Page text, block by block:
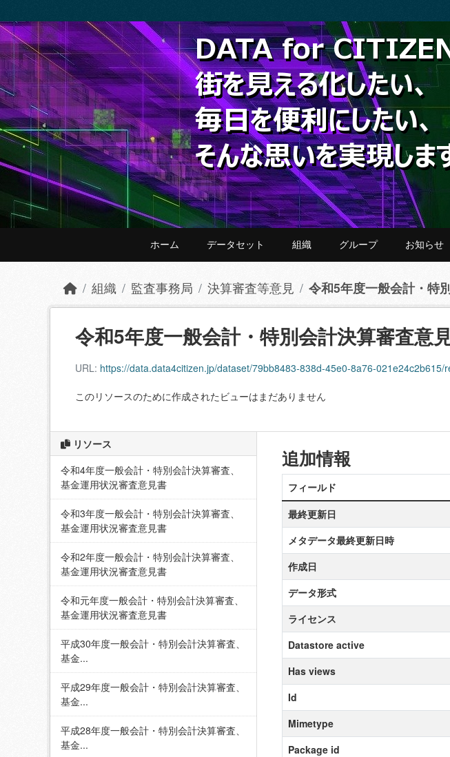
ホーム データセット 組織 グループ お知らせ
組織 監査事務局 決算審査等意見 令和5年度一般会計・特
令和5年度一般会計・特別会計決算審査意
URL: https://data.data4citizen.jp/dataset/79bb8483-838d-45e0-8a76-
このリソースのために作成されたビューはまだありません
リソース
令和4年度一般会計・特別会計決算審査、
基金運用状況審査意見書
令和3年度一般会計・特別会計決算審査、
基金運用状況審査意見書
令和2年度一般会計・特別会計決算審査、
基金運用状況審査意見書
令和元年度一般会計・特別会計決算審査、
基金運用状況審査意見書
平成30年度一般会計・特別会計決算審査、
基金...
平成29年度一般会計・特別会計決算審査、
基金...
平成28年度一般会計・特別会計決算審査、
基金...
追加情報
フィールド
最終更新日
メタデータ最終更新日時
作成日
データ形式
ライセンス
Datastore active
Has views
Id
Mimetype
Package id